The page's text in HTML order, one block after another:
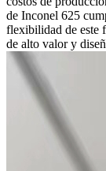
de Inconel 625
flexibilidad de este
de alto valor y